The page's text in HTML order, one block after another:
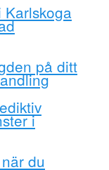
på ditt
i
du